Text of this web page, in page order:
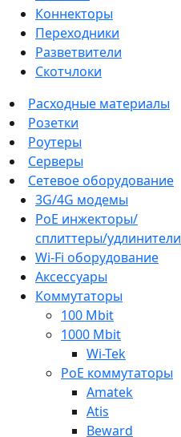
Коннекторы
Переходники
Разветвители
Скотчлоки
Расходные материалы
Розетки
Роутеры
Серверы
Сетевое оборудование
3G/4G модемы
PoE инжекторы/
сплиттеры/удлинители
Wi-Fi оборудование
Аксессуары
Коммутаторы
100 Mbit
1000 Mbit
Wi-Tek
PoE коммутаторы
Amatek
Atis
Beward